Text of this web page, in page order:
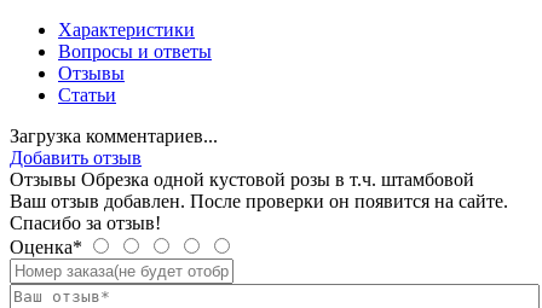
Характеристики
Вопросы и ответы
Отзывы
Статьи
Загрузка комментариев...
Добавить отзыв
Отзывы Обрезка одной кустовой розы в т.ч. штамбовой
Ваш отзыв добавлен. После проверки он появится на сайте.
Спасибо за отзыв!
Оценка*